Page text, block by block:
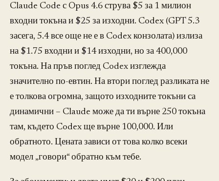
Claude Code с Opus 4.6 струва $5 за 1 милион
входни токъна и $25 за изходни. Codex (GPT 5.3
засега, 5.4 все още не е в Codex конзолата) излиза
на $1.75 входни и $14 изходни, но за 400,000
токъна. На пръв поглед Codex изглежда
значително по-евтин. На втори поглед разликата не
е толкова огромна, защото изходните токъни са
динамични – Claude може да ти върне 250 токъна
там, където Codex ще върне 100,000. Или
обратното. Цената зависи от това колко всеки
модел „говори“ обратно към тебе.